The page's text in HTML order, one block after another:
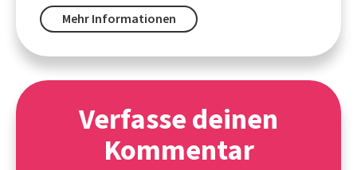
Mehr Informationen
Verfasse deinen
Kommentar